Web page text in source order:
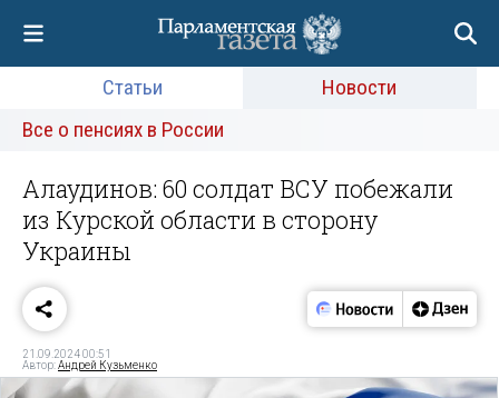
Статьи
Новости
Все о пенсиях в России
Алаудинов: 60 солдат ВСУ побежали
из Курской области в сторону
Украины
21.09.2024 00:51
Автор:Андрей Кузьменко